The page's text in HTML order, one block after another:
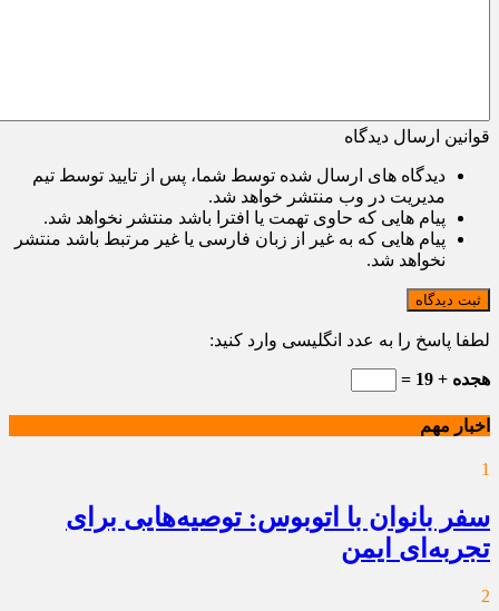
قوانین ارسال دیدگاه
دیدگاه های ارسال شده توسط شما، پس از تایید توسط تیم
مدیریت در وب منتشر خواهد شد.
پیام هایی که حاوی تهمت یا افترا باشد منتشر نخواهد شد.
پیام هایی که به غیر از زبان فارسی یا غیر مرتبط باشد منتشر
نخواهد شد.
ثبت دیدگاه
لطفا پاسخ را به عدد انگلیسی وارد کنید:
هجده + 19 =
اخبار مهم
1
سفر بانوان با اتوبوس: توصیه‌هایی برای
تجربه‌ای ایمن
2